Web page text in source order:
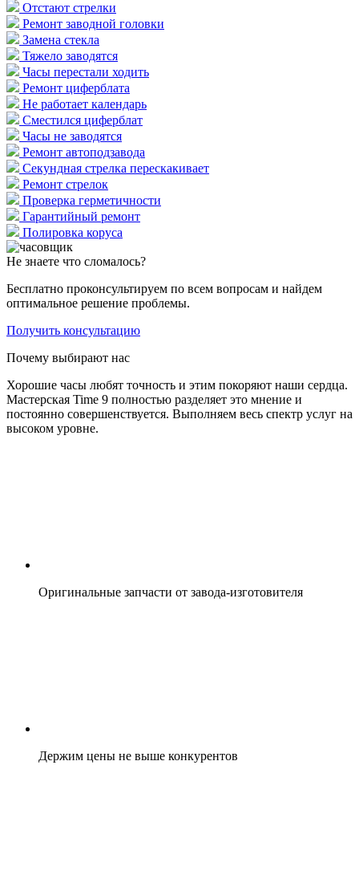
Отстают стрелки
Ремонт заводной головки
Замена стекла
Тяжело заводятся
Часы перестали ходить
Ремонт циферблата
Не работает календарь
Сместился циферблат
Часы не заводятся
Ремонт автоподзавода
Секундная стрелка перескакивает
Ремонт стрелок
Проверка герметичности
Гарантийный ремонт
Полировка коруса
Не знаете что сломалось?
Бесплатно проконсультируем по всем вопросам и найдем
оптимальное решение проблемы.
Получить консультацию
Почему выбирают нас
Хорошие часы любят точность и этим покоряют наши сердца.
Мастерская Time 9 полностью разделяет это мнение и
постоянно совершенствуется. Выполняем весь спектр услуг на
высоком уровне.
Оригинальные запчасти от завода-изготовителя
Держим цены не выше конкурентов